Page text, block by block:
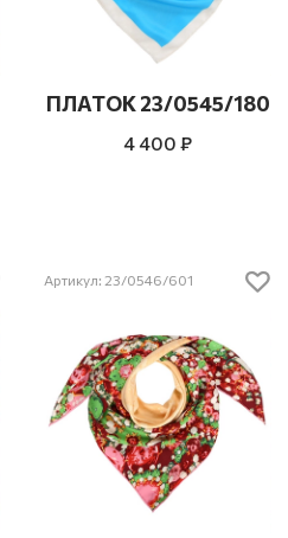
ПЛАТОК 23/0545/180
4 400 ₽
Артикул: 23/0546/601